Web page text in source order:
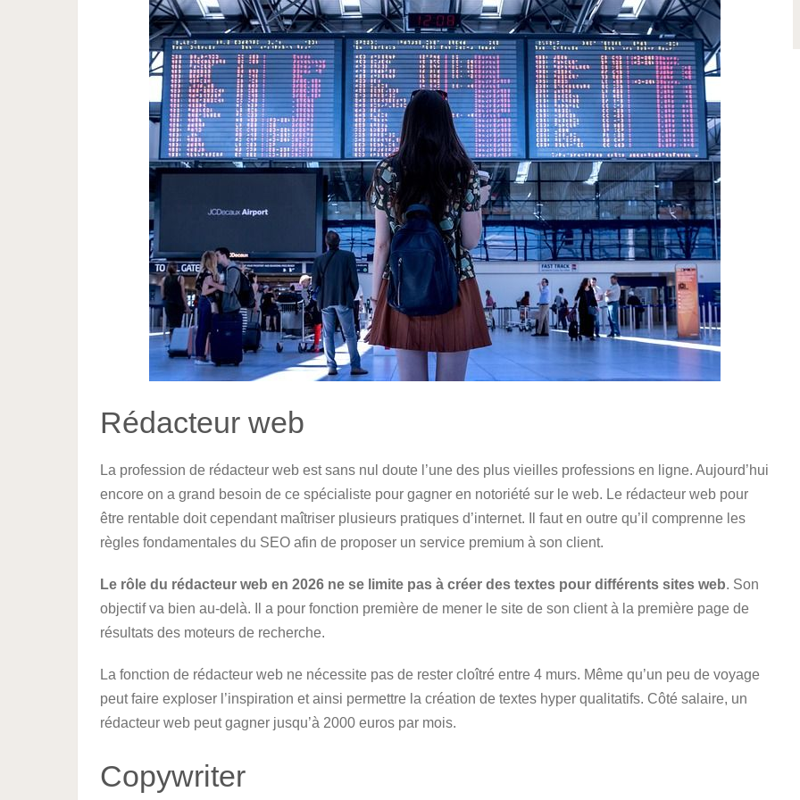
Rédacteur web
La profession de rédacteur web est sans nul doute l’une des plus vieilles professions en ligne. Aujourd’hui
encore on a grand besoin de ce spécialiste pour gagner en notoriété sur le web. Le rédacteur web pour
être rentable doit cependant maîtriser plusieurs pratiques d’internet. Il faut en outre qu’il comprenne les
règles fondamentales du SEO afin de proposer un service premium à son client.
Le rôle du rédacteur web en 2026 ne se limite pas à créer des textes pour différents sites web. Son
objectif va bien au-delà. Il a pour fonction première de mener le site de son client à la première page de
résultats des moteurs de recherche.
La fonction de rédacteur web ne nécessite pas de rester cloîtré entre 4 murs. Même qu’un peu de voyage
peut faire exploser l’inspiration et ainsi permettre la création de textes hyper qualitatifs. Côté salaire, un
rédacteur web peut gagner jusqu’à 2000 euros par mois.
Copywriter